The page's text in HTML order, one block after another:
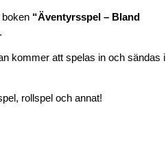
“Äventyrsspel – Bland
.
kommer att spelas in och sändas i
rollspel och annat!